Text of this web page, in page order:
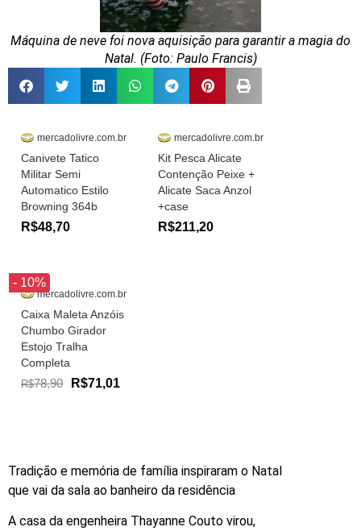
Máquina de neve foi nova aquisição para garantir a magia do
Natal. (Foto: Paulo Francis)
mercadolivre.com.br
Canivete Tatico
Militar Semi
Automatico Estilo
Browning 364b
R$48,70
mercadolivre.com.br
Kit Pesca Alicate
Contenção Peixe +
Alicate Saca Anzol
+case
R$211,20
- 10%
mercadolivre.com.br
Caixa Maleta Anzóis
Chumbo Girador
Estojo Tralha
Completa
R$78,90 R$71,01
Tradição e memória de família inspiraram o Natal
que vai da sala ao banheiro da residência
A casa da engenheira Thayanne Couto virou,